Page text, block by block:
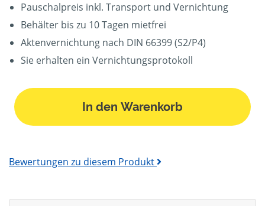
Pauschalpreis inkl. Transport und Vernichtung
Behälter bis zu 10 Tagen mietfrei
Aktenvernichtung nach DIN 66399 (S2/P4)
Sie erhalten ein Vernichtungsprotokoll
In den Warenkorb
Bewertungen zu diesem Produkt